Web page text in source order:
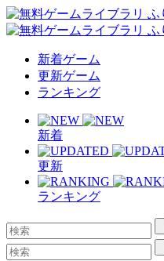
新着ゲーム
更新ゲーム
ランキング
新着
更新
ランキング